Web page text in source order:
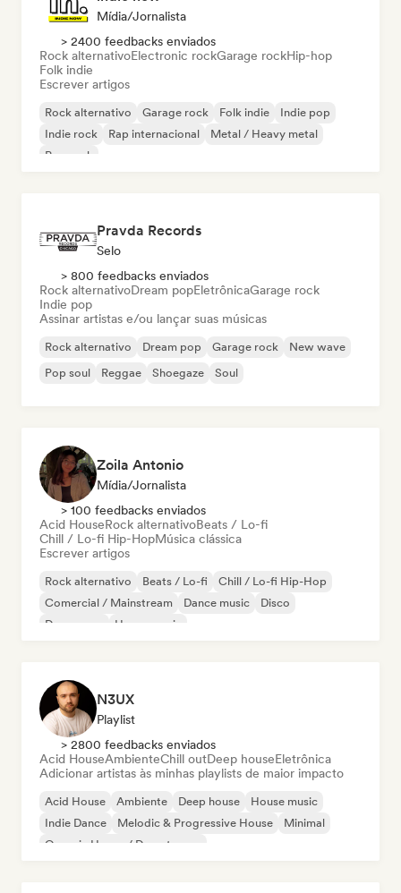
Mídia/Jornalista
> 2400 feedbacks enviados
Rock alternativoElectronic rockGarage rockHip-hop
Folk indie
Escrever artigos
Rock alternativo Garage rock Folk indie
Indie pop
Indie rock
Rap internacional
Metal / Heavy metal
Pop rock
Pravda Records
Selo
> 800 feedbacks enviados
Rock alternativoDream popEletrônicaGarage rock
Indie pop
Assinar artistas e/ou lançar suas músicas
Rock alternativo Dream pop Garage rock
New wave
Pop soul
Reggae Shoegaze Soul
Zoila Antonio
Mídia/Jornalista
> 100 feedbacks enviados
Acid HouseRock alternativoBeats / Lo-fi
Chill / Lo-fi Hip-HopMúsica clássica
Escrever artigos
Rock alternativo Beats / Lo-fi
Chill / Lo-fi Hip-Hop
Comercial / Mainstream
Dance music
Disco
Dream pop
House music
N3UX
Playlist
> 2800 feedbacks enviados
Acid HouseAmbienteChill outDeep houseEletrônica
Adicionar artistas às minhas playlists de maior impacto
Acid House Ambiente Deep house
House music
Indie Dance
Melodic & Progressive House
Minimal
Organic House / Downtempo